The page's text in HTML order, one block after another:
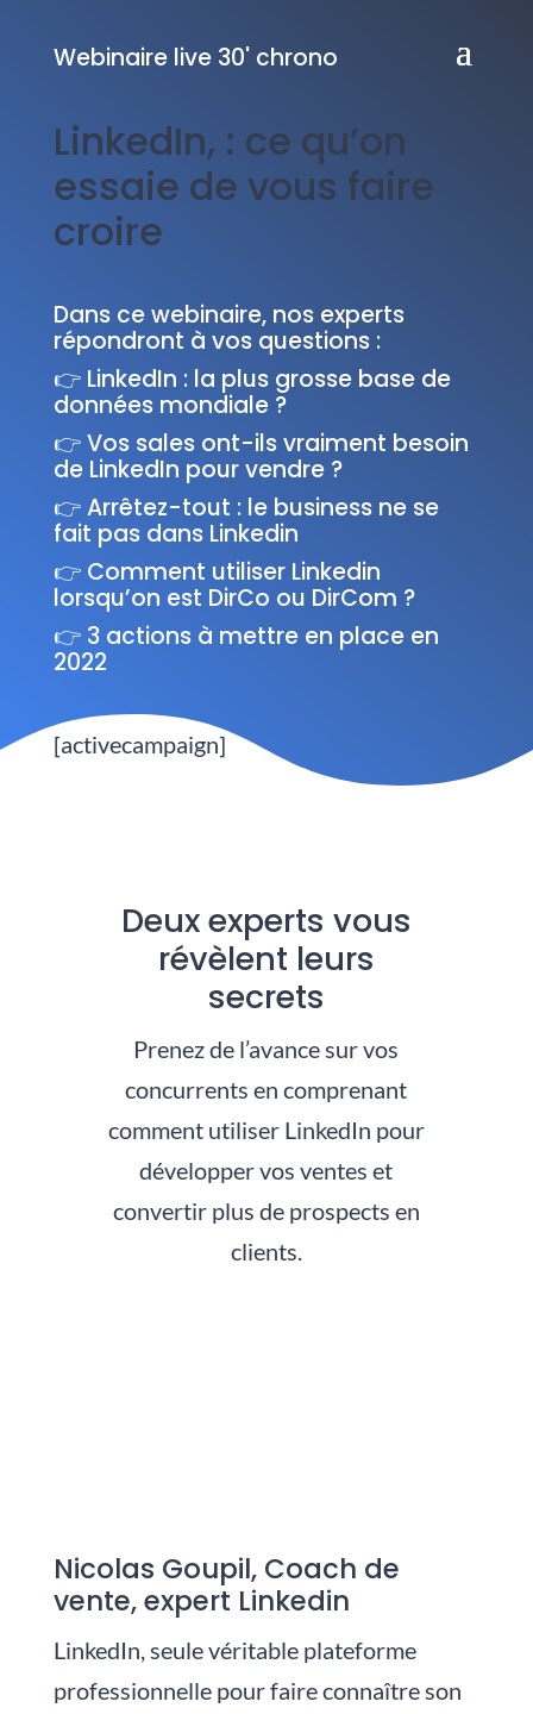
Webinaire live 30' chrono
LinkedIn, : ce qu’on
essaie de vous faire
croire
Dans ce webinaire, nos experts
répondront à vos questions :
👉 LinkedIn : la plus grosse base de
données mondiale ?​
👉 Vos sales ont-ils vraiment besoin
de LinkedIn pour vendre ?
👉 Arrêtez-tout : le business ne se
fait pas dans Linkedin
👉 Comment utiliser Linkedin
lorsqu’on est DirCo ou DirCom ?
👉 3 actions à mettre en place en
2022
[activecampaign]
Deux experts vous
révèlent leurs
secrets
Prenez de l’avance sur vos
concurrents en comprenant
comment utiliser LinkedIn pour
développer vos ventes et
convertir plus de prospects en
clients.
Nicolas Goupil, Coach de
vente, expert Linkedin
LinkedIn, seule véritable plateforme
professionnelle pour faire connaître son